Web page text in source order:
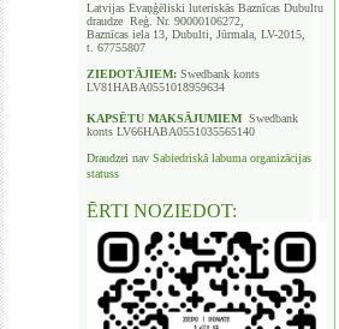
Latvijas Evaņģēliski luteriskās Baznīcas Dubultu
draudze Reģ. Nr. 90000106272,
Baznīcas iela 13, Dubulti, Jūrmala, LV-2015,
t. 67755807
ZIEDOTĀJIEM: Swedbank konts
LV81HABA0551018959634
KAPSĒTU MAKSĀJUMIEM Swedbank
konts LV66HABA0551035565140
Draudzei nav Sabiedriskā labuma organizācijas
statuss
ĒRTI NOZIEDOT: